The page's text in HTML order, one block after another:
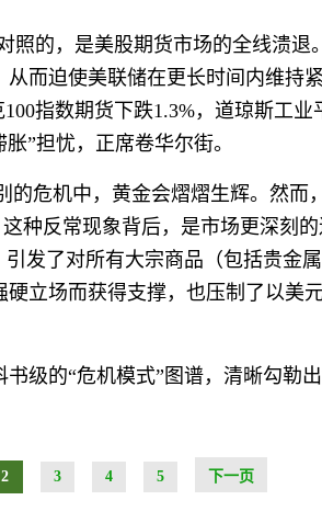
照的，是美股期货市场的全线溃退
而迫使美联储在更长时间内维持
指数期货下跌1.3%，道琼斯工业
”担忧，正席卷华尔街。
的危机中，黄金会熠熠生辉。然而
种反常现象背后，是市场更深刻
发了对所有大宗商品（包括贵金
立场而获得支撑，也压制了以美元
级的“危机模式”图谱，清晰勾勒
2 3 4 5 下一页